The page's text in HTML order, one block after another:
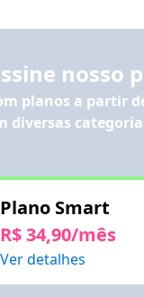
nosso
planos a partir
diversas
Plano Smart
R$ 34,90/mês
Ver detalhes